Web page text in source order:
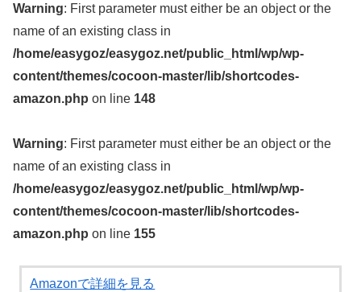
Warning: First parameter must either be an object or the
name of an existing class in
/home/easygoz/easygoz.net/public_html/wp/wp-
content/themes/cocoon-master/lib/shortcodes-
amazon.php on line 148
Warning: First parameter must either be an object or the
name of an existing class in
/home/easygoz/easygoz.net/public_html/wp/wp-
content/themes/cocoon-master/lib/shortcodes-
amazon.php on line 155
Amazonで詳細を見る